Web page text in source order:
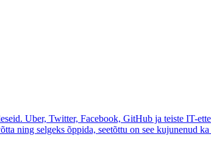
Uber, Twitter, Facebook, GitHub ja teiste IT-
ning selgeks õppida, seetõttu on see kujunenud